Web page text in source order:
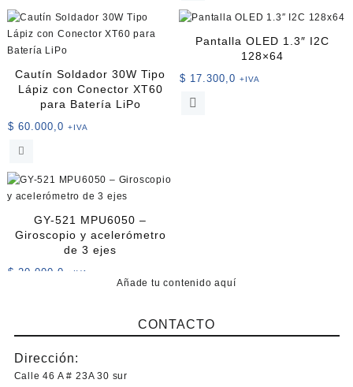
Cautín Soldador 30W Tipo
Lápiz con Conector XT60
para Batería LiPo
$ 60.000,0 +IVA
Pantalla OLED 1.3″ I2C
128×64
$ 17.300,0 +IVA
Este
la
producto
GY-521 MPU6050 –
Giroscopio y acelerómetro
de 3 ejes
$ 20.000,0 +IVA
Añade tu contenido aquí
CONTACTO
Dirección:
Calle 46 A # 23A 30 sur